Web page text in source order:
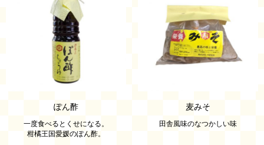
ぽん酢
一度食べるとくせになる。
柑橘王国愛媛のぽん酢。
麦みそ
田舎風味のなつかしい味